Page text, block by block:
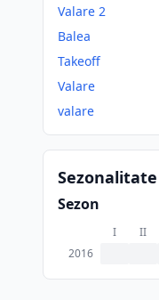
Valare 2
Balea
Takeoff
Valare
valare
Sezonalitate
Sezon
I
II
2016